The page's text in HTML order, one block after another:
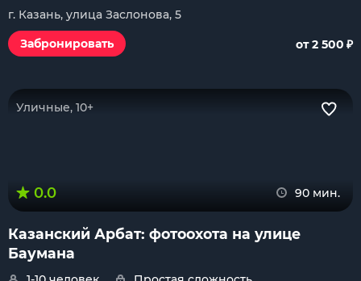
г. Казань, улица Заслонова, 5
Забронировать
от 2 500 ₽
Уличные, 10+
0.0 90 мин.
Казанский Арбат: фотоохота на улице
Баумана